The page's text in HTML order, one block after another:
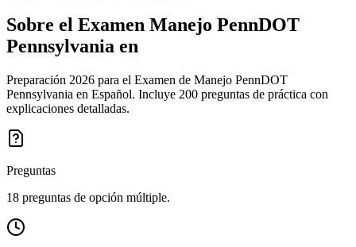
Sobre el Examen Manejo PennDOT
Pennsylvania en
Preparación 2026 para el Examen de Manejo PennDOT
Pennsylvania en Español. Incluye 200 preguntas de práctica con
explicaciones detalladas.
Preguntas
18 preguntas de opción múltiple.